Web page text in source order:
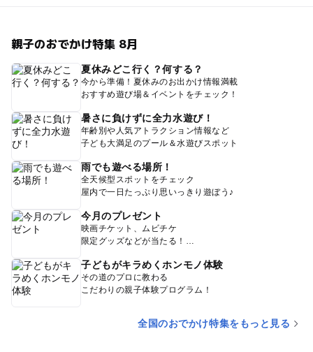
親子のおでかけ特集 8月
夏休みどこ行く？何する？
今から準備！夏休みのお出かけ情報満載
おすすめ遊び場＆イベントをチェック！
暑さに負けずに全力水遊び！
年齢別や人気アトラクション情報など
子ども大満足のプール＆水遊びスポット
雨でも遊べる場所！
全天候型スポットをチェック
屋内で一日たっぷり思いっきり遊ぼう♪
今月のプレゼント
映画チケット、ムビチケ
限定グッズなどが当たる！
子どもがキラめくホンモノ体験
その道のプロに教わる
こだわりの親子体験プログラム！
全国のおでかけ特集をもっと見る